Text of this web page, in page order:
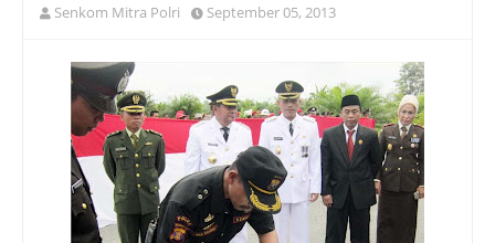
Senkom Mitra Polri September 05, 2013